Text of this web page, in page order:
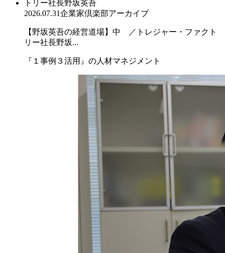
2026.07.31企業家倶楽部アーカイブ
【野坂英吾の経営道場】中 ／トレジャー・ファクト
リー社長野坂...
『１事例３活用』の人材マネジメント